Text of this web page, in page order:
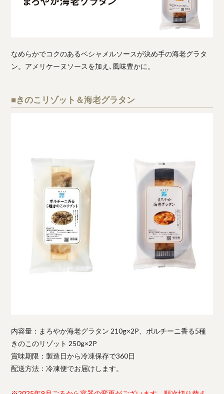
なめらかでコクのあるベシャメルソースが決め手の海老グラタ
ン。アメリケーヌソースを加え､風味豊かに。
■きのこリゾット＆海老グラタン
内容量：まろやか海老グラタン 210g×2P、ポルチーニ香る5種
きのこのリゾット 250g×2P
賞味期限：製造日から冷凍保存で360日
配送方法：冷凍便でお届けします。